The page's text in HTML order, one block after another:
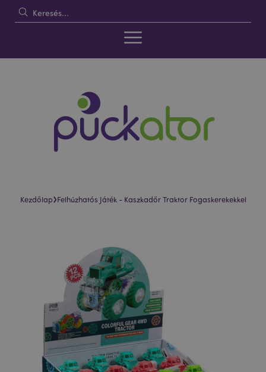
Kezdőlap›Felhúzhatós Játék - Kaszkadőr Traktor Fogaskerekekkel